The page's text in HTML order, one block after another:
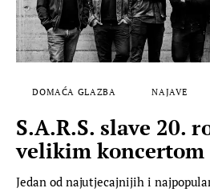
FILM
MUSIC BOX
DOMAĆA GLAZBA NAJAVE
S.A.R.S. slave 20.
velikim koncertom
Jedan od najutjecajnijih i